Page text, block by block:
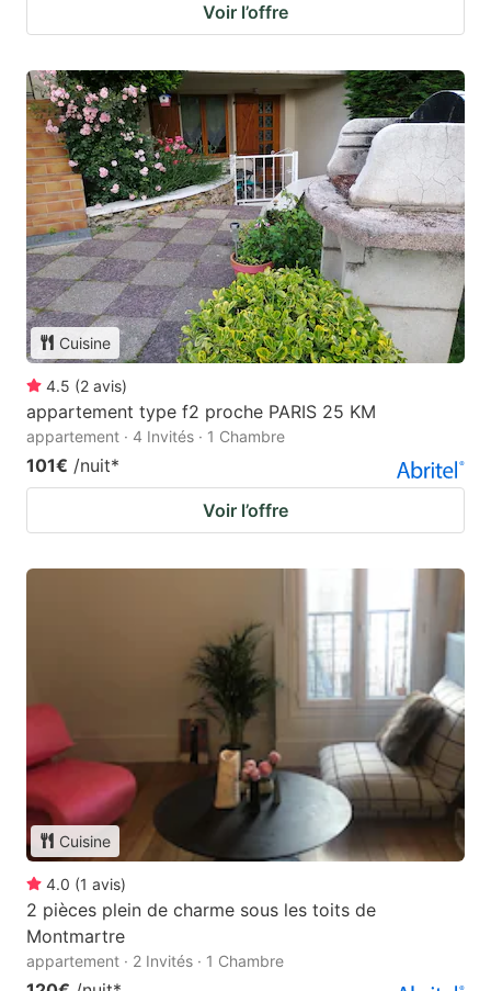
Voir l’offre
Cuisine
4.5 (2 avis)
appartement type f2 proche PARIS 25 KM
appartement · 4 Invités · 1 Chambre
101€ /nuit*
Voir l’offre
Cuisine
4.0 (1 avis)
2 pièces plein de charme sous les toits de
Montmartre
appartement · 2 Invités · 1 Chambre